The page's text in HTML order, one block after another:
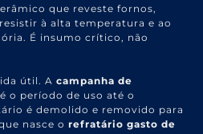
que reveste fornos,
à alta temperatura e ao
É insumo crítico, não
útil. Acampanha de
é o período de uso até o
é demolido e removido para
nasce orefratário gasto de